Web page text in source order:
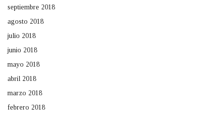
septiembre 2018
agosto 2018
julio 2018
junio 2018
mayo 2018
abril 2018
marzo 2018
febrero 2018